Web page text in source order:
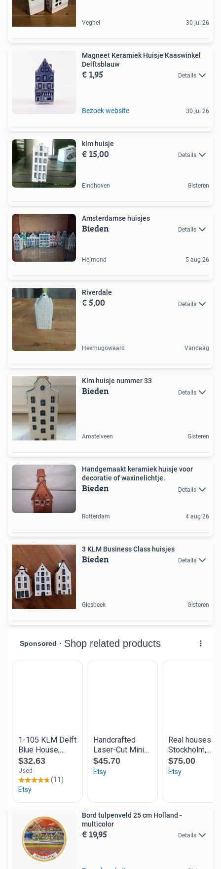
Veghel 30 jul 26
Magneet Keramiek Huisje Kaaswinkel
Delftsblauw
€ 1,95 Details
Bezoek website 30 jul 26
klm huisje
€ 15,00 Details
Eindhoven Gisteren
Amsterdamse huisjes
Bieden Details
Helmond 5 aug 26
Riverdale
€ 5,00 Details
Heerhugowaard Vandaag
Klm huisje nummer 33
Bieden Details
Amstelveen Gisteren
Handgemaakt keramiek huisje voor
decoratie of waxinelichtje.
Bieden Details
Rotterdam 4 aug 26
3 KLM Business Class huisjes
Bieden Details
Giesbeek Gisteren
Bord tulpenveld 25 cm Holland -
multicolor
€ 19,95 Details